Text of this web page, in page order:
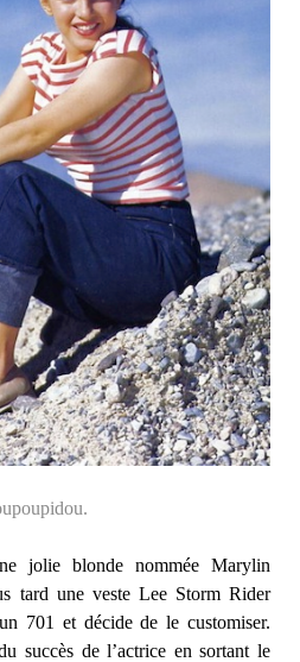
oupidou.
jolie blonde nommée Marylin
tard une veste Lee Storm Rider
701 et décide de le customiser.
succès de l’actrice en sortant le